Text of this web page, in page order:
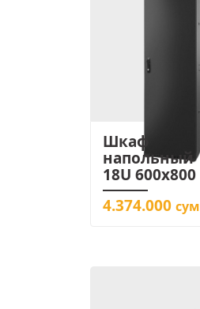
Шкаф
напольный
18U 600x800
4.374.000 сум